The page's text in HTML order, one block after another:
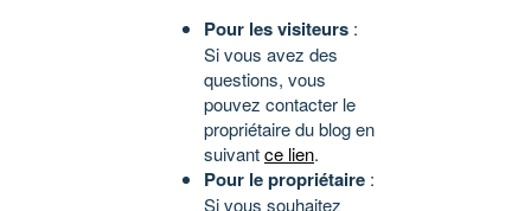
Pour les visiteurs :
Si vous avez des
questions, vous
pouvez contacter le
propriétaire du blog en
suivantce lien.
Pour le propriétaire :
Si vous souhaitez